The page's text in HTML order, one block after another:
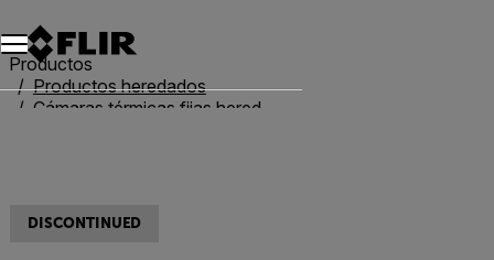
Unread messages
Modelo
Eliminar
artículos
artículo
Añadir al carro
Añadido al carro
Productos
Productos heredados
Cámaras térmicas fijas heredadas
DISCONTINUED